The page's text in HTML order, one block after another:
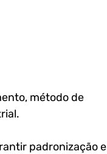
método de
padronização e